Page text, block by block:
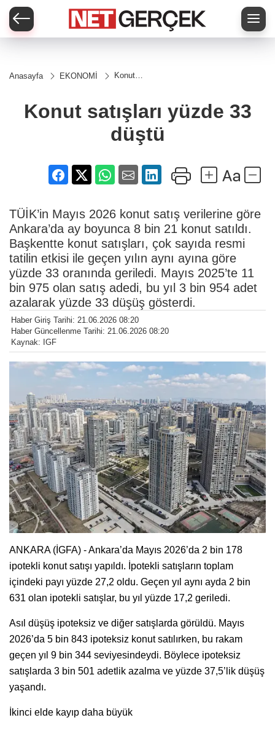
Anasayfa EKONOMİ
Konut
düştü
Konut satışları yüzde 33
düştü
TÜİK’in Mayıs 2026 konut satış verilerine göre
Ankara’da ay boyunca 8 bin 21 konut satıldı.
Başkentte konut satışları, çok sayıda resmi
tatilin etkisi ile geçen yılın aynı ayına göre
yüzde 33 oranında geriledi. Mayıs 2025’te 11
bin 975 olan satış adedi, bu yıl 3 bin 954 adet
azalarak yüzde 33 düşüş gösterdi.
Haber Giriş Tarihi: 21.06.2026 08:20
Haber Güncellenme Tarihi: 21.06.2026 08:20
Kaynak: IGF
ANKARA (İGFA) - Ankara’da Mayıs 2026’da 2 bin 178
ipotekli konut satışı yapıldı. İpotekli satışların toplam
içindeki payı yüzde 27,2 oldu. Geçen yıl aynı ayda 2 bin
631 olan ipotekli satışlar, bu yıl yüzde 17,2 geriledi.
Asıl düşüş ipoteksiz ve diğer satışlarda görüldü. Mayıs
2026’da 5 bin 843 ipoteksiz konut satılırken, bu rakam
geçen yıl 9 bin 344 seviyesindeydi. Böylece ipoteksiz
satışlarda 3 bin 501 adetlik azalma ve yüzde 37,5’lik düşüş
yaşandı.
İkinci elde kayıp daha büyük